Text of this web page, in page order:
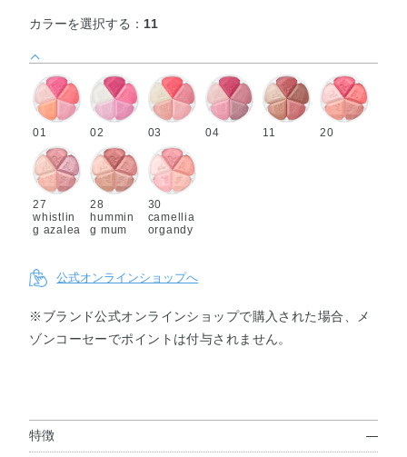
カラーを選択する： 11
01 02 03 04 11 20
27
whistlin
g azalea
28
hummin
g mum
30
camellia
organdy
公式オンラインショップへ
※ブランド公式オンラインショップで購入された場合、メ
ゾンコーセーでポイントは付与されません。
特徴